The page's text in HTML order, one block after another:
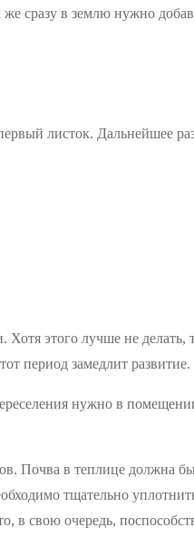
сразу в землю нужно
листок. Дальнейшее
этого лучше не делать,
период замедлит развитие.
нужно в
Почва в теплице должна
тщательно
свою очередь,